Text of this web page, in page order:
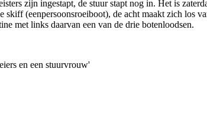
zijn ingestapt, de stuur stapt nog in. Het is
(eenpersoonsroeiboot), de acht maakt zich
met links daarvan een van de drie botenloodsen.
en een stuurvrouw'